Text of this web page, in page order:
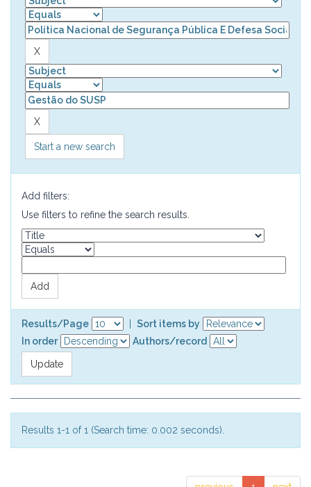
Start a new search
Add filters:
Use filters to refine the search results.
Results/Page
Sort items by
In order
Authors/record
Results 1-1 of 1 (Search time: 0.002 seconds).